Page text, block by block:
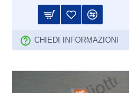
CHIEDI INFORMAZIONI